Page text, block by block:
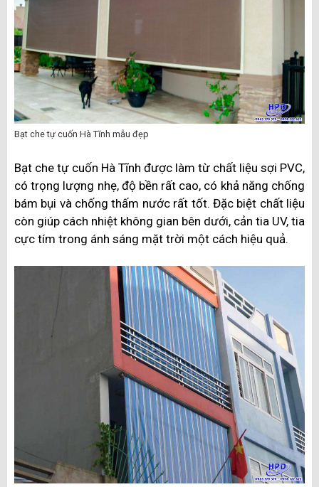
Bạt che tự cuốn Hà Tĩnh mẫu đẹp
Bạt che tự cuốn Hà Tĩnh được làm từ chất liệu sợi PVC,
có trọng lượng nhẹ, độ bền rất cao, có khả năng chống
bám bụi và chống thấm nước rất tốt. Đặc biệt chất liệu
còn giúp cách nhiệt không gian bên dưới, cản tia UV, tia
cực tím trong ánh sáng mặt trời một cách hiệu quả.